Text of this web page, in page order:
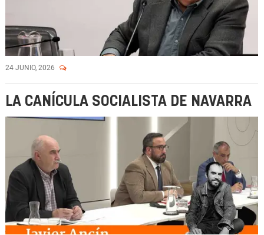
24 JUNIO, 2026
LA CANÍCULA SOCIALISTA DE NAVARRA